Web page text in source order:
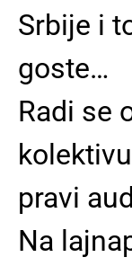
Srbije i
goste…
Radi se
pravi
Na